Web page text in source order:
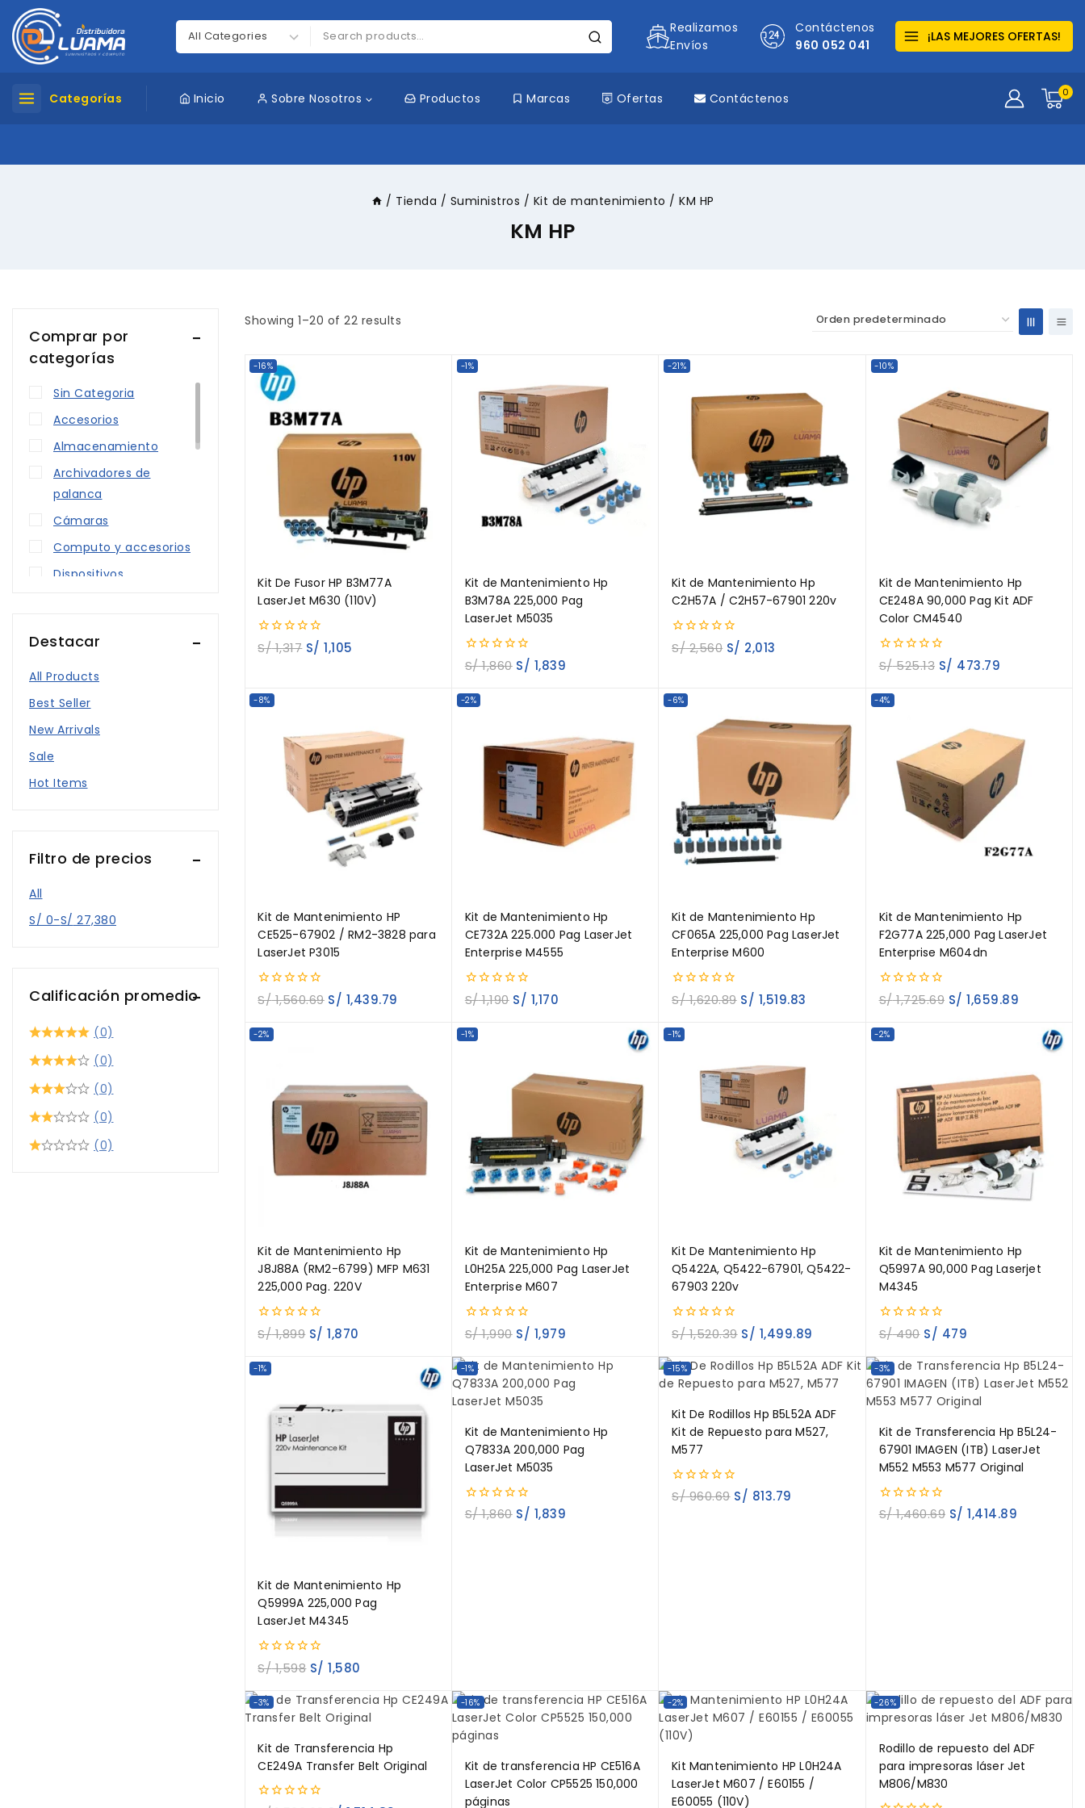
Realizamos
Envíos
Contáctenos
960 052 041
¡LAS MEJORES OFERTAS!
Categorías Inicio Sobre Nosotros Productos Marcas Ofertas Contáctenos 0
/ Tienda / Suministros / Kit de mantenimiento / KM HP
KM HP
Showing 1–20 of22 results
-16%
Kit De Fusor HP B3M77A
LaserJet M630 (110V)
0
out
S/1,317 S/ 1,105
-1%
Kit de Mantenimiento Hp
B3M78A 225,000 Pag
LaserJet M5035
0
out
5
S/1,860 S/ 1,839
-21%
Kit de Mantenimiento Hp
C2H57A / C2H57-67901 220v
0
out
S/2,560 S/ 2,013
-10%
Kit de Mantenimiento Hp
CE248A 90,000 Pag Kit ADF
Color CM4540
0
out
5
S/525.13 S/ 473.79
-8%
Kit de Mantenimiento HP
CE525-67902 / RM2-3828 para
LaserJet P3015
0
out
5
S/1,560.69 S/ 1,439.79
-2%
Kit de Mantenimiento Hp
CE732A 225.000 Pag LaserJet
Enterprise M4555
0
out
5
S/1,190 S/ 1,170
-6%
Kit de Mantenimiento Hp
CF065A 225,000 Pag LaserJet
Enterprise M600
0
out
5
S/1,620.89 S/ 1,519.83
-4%
Kit de Mantenimiento Hp
F2G77A 225,000 Pag LaserJet
Enterprise M604dn
0
out
5
S/1,725.69 S/ 1,659.89
-2%
Kit de Mantenimiento Hp
J8J88A (RM2-6799) MFP M631
225,000 Pag. 220V
0
out
5
S/1,899 S/ 1,870
-1%
Kit de Mantenimiento Hp
L0H25A 225,000 Pag LaserJet
Enterprise M607
0
out
5
S/1,990 S/ 1,979
-1%
Kit De Mantenimiento Hp
Q5422A, Q5422-67901, Q5422-
67903 220v
0
out
5
S/1,520.39 S/ 1,499.89
-2%
Kit de Mantenimiento Hp
Q5997A 90,000 Pag Laserjet
M4345
0
out
5
S/490 S/ 479
-1%
Kit de Mantenimiento Hp
Q5999A 225,000 Pag
LaserJet M4345
0
out
5
S/1,598 S/ 1,580
-1%
Kit de Mantenimiento Hp
Q7833A 200,000 Pag
LaserJet M5035
0
out
S/1,860 S/ 1,839
-15%
Kit De Rodillos Hp B5L52A ADF
Kit de Repuesto para M527,
M577
0
out
S/960.69 S/ 813.79
-3%
Kit de Transferencia Hp B5L24-
67901 IMAGEN (ITB) LaserJet
M552 M553 M577 Original
0
out
S/1,460.69 S/ 1,414.89
-3%
Kit de Transferencia Hp
CE249A Transfer Belt Original
-16%
Kit de transferencia HP CE516A
LaserJet Color CP5525 150,000
páginas
-2%
Kit Mantenimiento HP L0H24A
LaserJet M607 / E60155 /
E60055 (110V)
-26%
Rodillo de repuesto del ADF
para impresoras láser Jet
M806/M830
Comprar por
categorías
Sin Categoria
Accesorios
Almacenamiento
Archivadores de
palanca
Cámaras
Computo y accesorios
Dispositivos
Impresora
KIT KYOCERA
Master
Master Duplo
Ofertas
Repuestos Partes y
Unidad De Revelado
Destacar
All Products
Best Seller
New Arrivals
Sale
Hot Items
Filtro de precios
All
S/ 0-S/ 27,380
Calificación promedio
(0)
(0)
(0)
(0)
(0)